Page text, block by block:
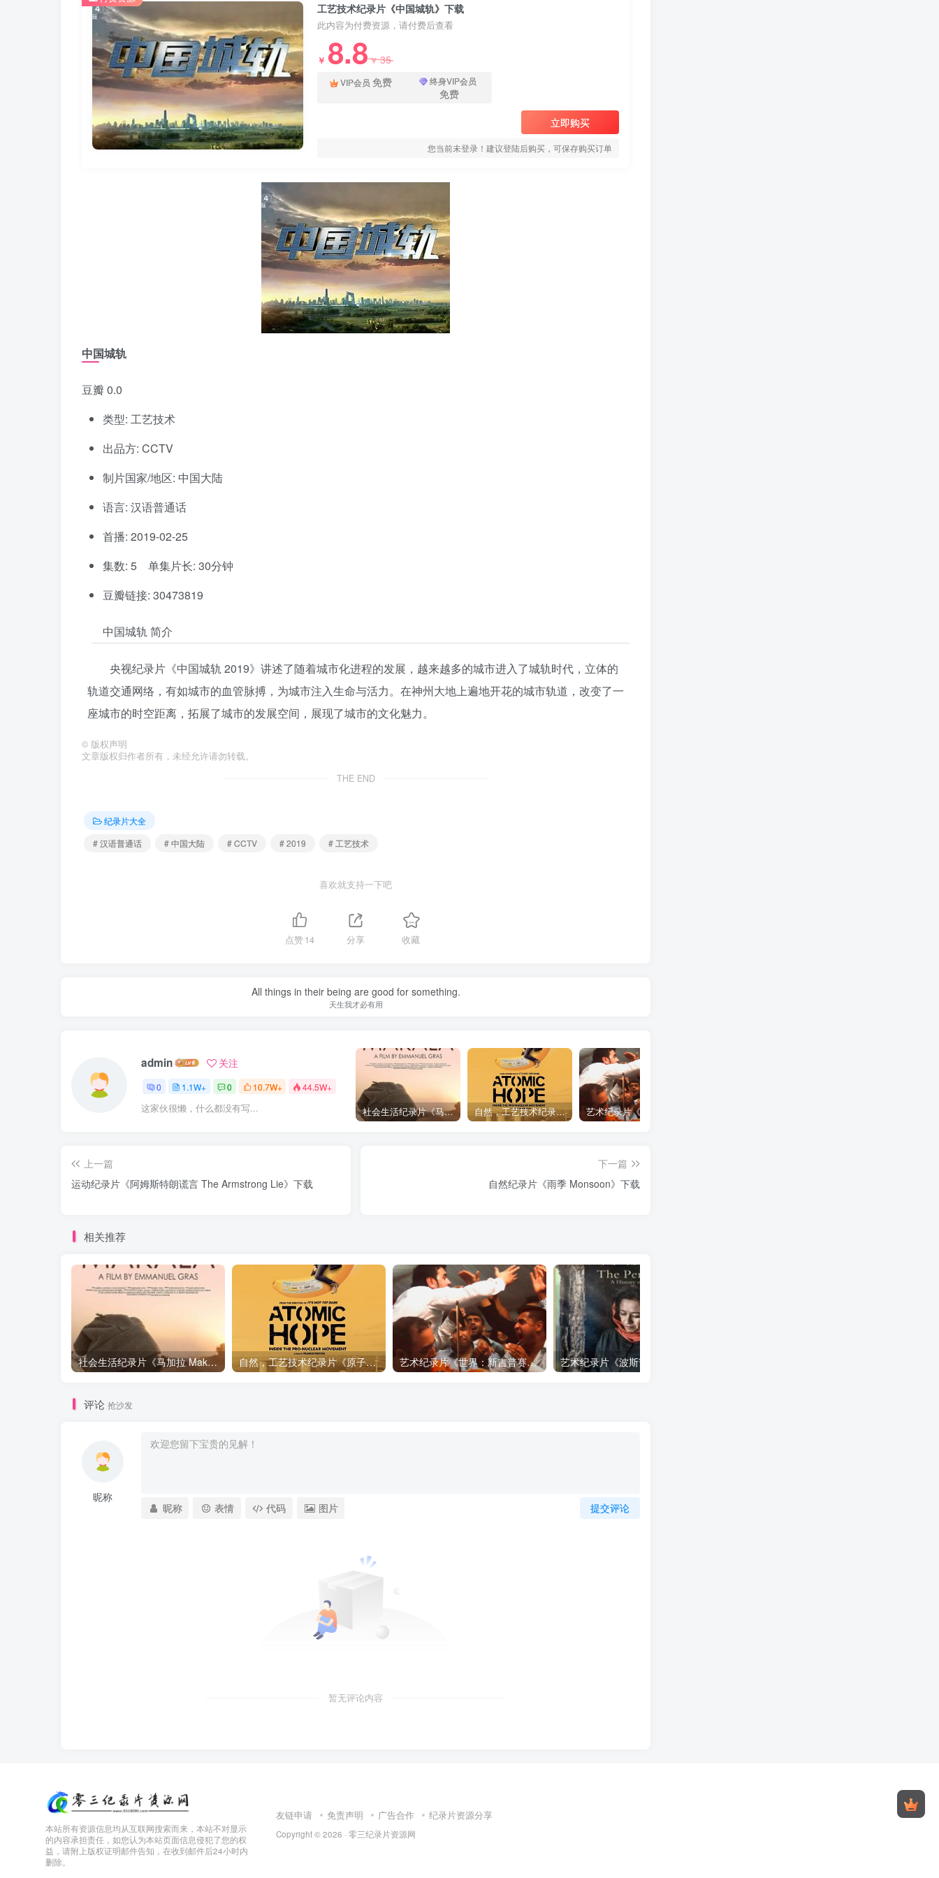
工艺技术纪录片《中国城轨》下载
此内容为付费资源，请付费后查看
￥ 8.8￥35
VIP会员 免费 终身VIP会员
免费
立即购买
您当前未登录！建议登陆后购买，可保存购买订单
中国城轨
豆瓣 0.0
类型: 工艺技术
出品方: CCTV
制片国家/地区: 中国大陆
语言: 汉语普通话
首播: 2019-02-25
集数: 5 单集片长: 30分钟
豆瓣链接: 30473819
中国城轨 简介
央视纪录片《中国城轨 2019》讲述了随着城市化进程的发展，越来越多的城市进入了城轨时代，立体的
轨道交通网络，有如城市的血管脉搏，为城市注入生命与活力。在神州大地上遍地开花的城市轨道，改变了一
座城市的时空距离，拓展了城市的发展空间，展现了城市的文化魅力。
© 版权声明
文章版权归作者所有，未经允许请勿转载。
THE END
纪录片大全
# 汉语普通话
# 中国大陆 # CCTV # 2019 # 工艺技术
喜欢就支持一下吧
点赞14 分享 收藏
All things in their being are good for something.
天生我才必有用
admin 关注
0 1.1W+ 0 10.7W+ 44.5W+
这家伙很懒，什么都没有写... 社会生活纪录片《马加拉 Makala》下载 自然，工艺技术纪录片《原子能的希望 Atomic Hope – Inside the Pro-Nuclear Movement》下载
上一篇
运动纪录片《阿姆斯特朗谎言 The Armstrong Lie》下载
下一篇
自然纪录片《雨季 Monsoon》下载
相关推荐
社会生活纪录片《马加拉 Makala》下载 自然，工艺技术纪录片《原子能的希望 Atomic Hope – Inside the Pro-Nuclear Movement》下载 艺术纪录片《世界：新吉普赛之王 This World: The New Gypsy Kings》下载
评论 抢沙发
昵称
提交评论
昵称 表情 代码 图片
暂无评论内容
本站所有资源信息均从互联网搜索而来，本站不对显示
的内容承担责任，如您认为本站页面信息侵犯了您的权
益，请附上版权证明邮件告知，在收到邮件后24小时内
删除。
友链申请 免责声明 广告合作 纪录片资源分享
Copyright © 2026 · 零三纪录片资源网